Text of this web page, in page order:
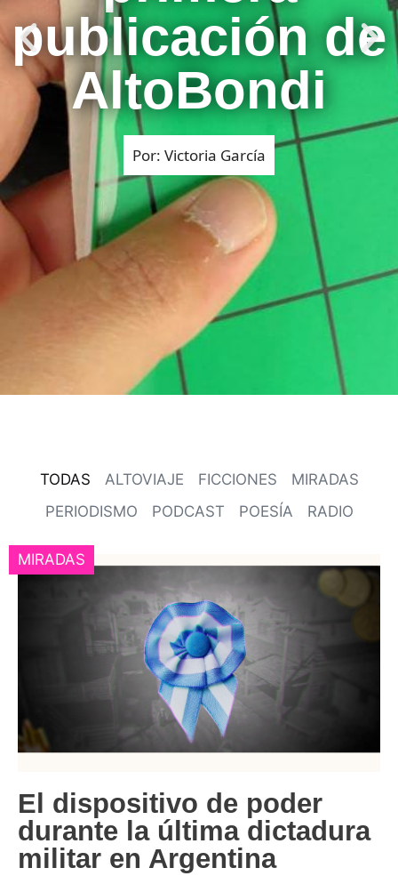
publicación de
AltoBondi
Por: Victoria García
ALTOVIAJE FICCIONES
MIRADAS
PERIODISMO
PODCAST POESÍA RADIO
TODAS
MIRADAS
El dispositivo de poder
durante la última dictadura
militar en Argentina